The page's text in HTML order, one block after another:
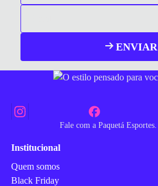
ENVIAR
Fale com a Paquetá Esportes.
Institucional
Quem somos
Black Friday